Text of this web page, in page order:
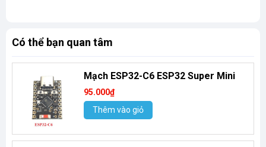
Có thể bạn quan tâm
Mạch ESP32-C6 ESP32 Super Mini
95.000₫
Thêm vào giỏ